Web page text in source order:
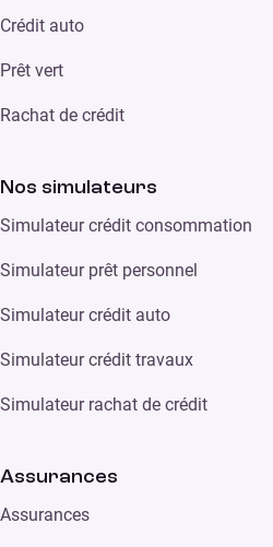
Crédit auto
Prêt vert
Rachat de crédit
Nos simulateurs
Simulateur crédit consommation
Simulateur prêt personnel
Simulateur crédit auto
Simulateur crédit travaux
Simulateur rachat de crédit
Assurances
Assurances